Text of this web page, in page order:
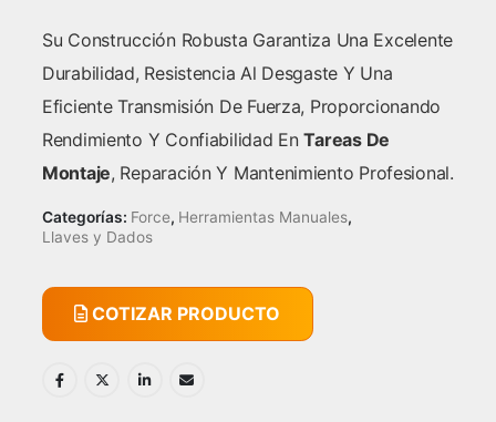
Su Construcción Robusta Garantiza Una Excelente
Durabilidad, Resistencia Al Desgaste Y Una
Eficiente Transmisión De Fuerza, Proporcionando
Rendimiento Y Confiabilidad EnTareas De
Montaje, Reparación Y Mantenimiento Profesional.
Categorías: Force, Herramientas Manuales,
Llaves y Dados
COTIZAR PRODUCTO